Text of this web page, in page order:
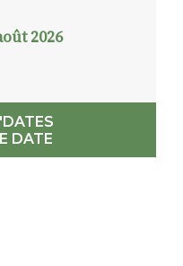
2026
DATE